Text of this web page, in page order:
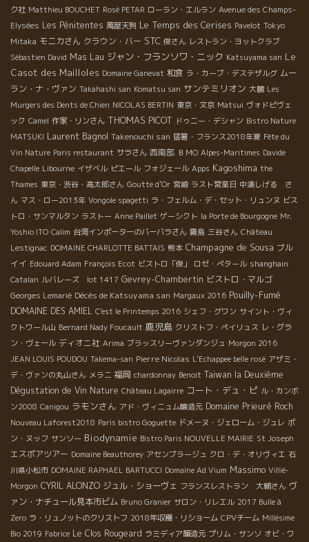
ク社 Matthieu BOUCHET Rosé PETAR ローラン・エルラン Avenue des Champs-
Elysées Les Pénitentes 萬屋天狗 Le Temps des Cerises Pavelot Tokyo
Mitaka モニカさん クラウン・バー STC 俊さん レストラン・ヨットクラブ
Sébastien David Mas Lau ジャン・フランソワ・ニック Katsuyama san Le
Casot des Mailloles Domaine Ganevat 和食 ラ・カーブ・デステザルグ ムー
ラン・ナ・ヴァン Takahashi san Komatsu san サンテミリオン 大鵬 Les
Murgers des Dents de Chien NICOLAS BERTIN 東京・文京 Matsui ヴォドピヴェ
ック Camel 作家・リンさん THOMAS PICOT ドゥニー・デシャン Bistro Nature
MATSUKI Laurent Bagnol Takenouchi san 猛暑・フランス2018年夏 Fête du
Vin Nature Paris restaurant サラさん 西南部 ＢＭО Alpes-Maritimes Davide
Chapelle Libourne イザベル ピエール フォジェール Apps Kagoshima the
Thames 東京・渋谷・高太郎さん Goutte d’Or 宮崎 ラスト営業日 中湊しげる さ
ん マス・ロー2013年 Vongole spagetti ラ・フェルム・デ・セット・リュンヌ ビス
トロ・サンマルタン ラストー Anne Paillet ゲーシクト la Porte de Bourgogne Mr.
Yoshio ITO Calim 台湾インポーターのバーバラさん 霧島 三谷さん Château
Lestignac DOMAINE CHARLOTTE BATTAIS 熊本 Champagne de Sousa ブル
イイ Edouard Adam François Ecot ビストロ「俊」 ロゼ・ぺタール shanghain
Catalan ルバレーズ lot 1417 Gevrey-Chambertin ビストロ・マルゴ
Georges Lemarié Décès de Katsuyama san Margaux 2016 Pouilly-Fumé
DOMAINE DES AMIEL C'est le Printemps 2016 シェフ・グワン サイント・ヴィ
クトワール山 Bernard Nady Foucault 鹿児島 クリストフ・ペイリュス レ・グラ
ン・ヴェール ディオニ社 Arima ブラッスリーヴァンダンジュ Morgon 2016
JEAN LOUIS POUDOU Takema-san Pierre Nicolas L'Echappee belle rosé アザミ・
デ・ヴァンの丸山さん メラニ 福岡 chardonnay Benoit Taiwan la Deuxième
Dégustation de Vin Nature Château Lagairre コート・デュ・ピ ル・カンボ
ン2008 Canigou ラモンさん アド・ヴィニュム醸造元 Domaine Prieuré Roch
Nouveau Laforest2018 Paris bistro Goguette ドメーヌ・ジェローム・ジュレ ポ
ン・ヌッフ サンソー Biodynamie Bistro Paris NOUVELLE MAIRIE St Joseph
エスポアツアー Domaine Beauthorey アセンブラージュ クロ・デ・オリヴィエ 石
川県小松市 DOMAINE RAPHAEL BARTUCCI Domaine Ad Vium Massimo Villié-
Morgon CYRIL ALONZO ジュル・ショーヴェ フランスレストラン 大輔さん ヴ
ァン・ナチュール見本市ビム Bruno Granier サロン・リレエル 2017 Bulle à
Zero ラ・リュノットのクリストフ 2018年収穫・リショーム CPVチーム Millésime
Bio 2019 Fabrice Le Clos Rougeard ラミディア醸造元 プリム・サンソ オビ・ワ